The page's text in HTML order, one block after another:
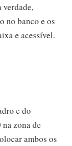
verdade,
no banco e os
e acessível.
e do
zona de
ambos os